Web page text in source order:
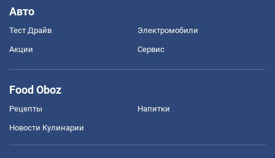
Авто
Тест Драйв Электромобили
Акции Сервис
Food Oboz
Рецепты Напитки
Новости Кулинарии